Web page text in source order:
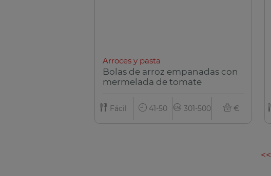
Arroces y pasta
Bolas de arroz empanadas con
mermelada de tomate
Fácil 41-50 301-500 €
<<